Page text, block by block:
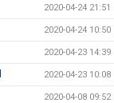
2020-04-24 21:51
2020-04-24 10:50
2020-04-23 14:39
2020-04-23 10:08
2020-04-08 09:52